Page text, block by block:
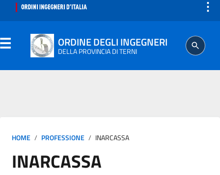
⋮
ORDINE DEGLI INGEGNERI
DELLA PROVINCIA DI TERNI
ISCRITTO
PROFESSIONE
HOME PROFESSIONE INARCASSA
INARCASSA